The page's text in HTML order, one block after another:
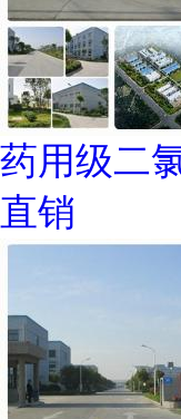
药用级二
直销